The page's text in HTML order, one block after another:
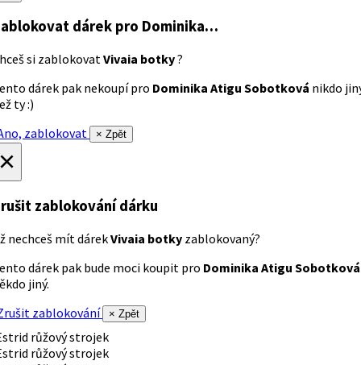
dárek pro Dominika…
si zablokovatVivaia botky?
dárek pak nekoupí pro Dominika Atigu Sobotková nikdo
ty :)
zablokovat
× Zpět
zablokování dárku
nechceš mít dárekVivaia botky zablokovaný?
dárek pak bude moci koupit pro Dominika Atigu Sobotková
jiný.
zablokování
× Zpět